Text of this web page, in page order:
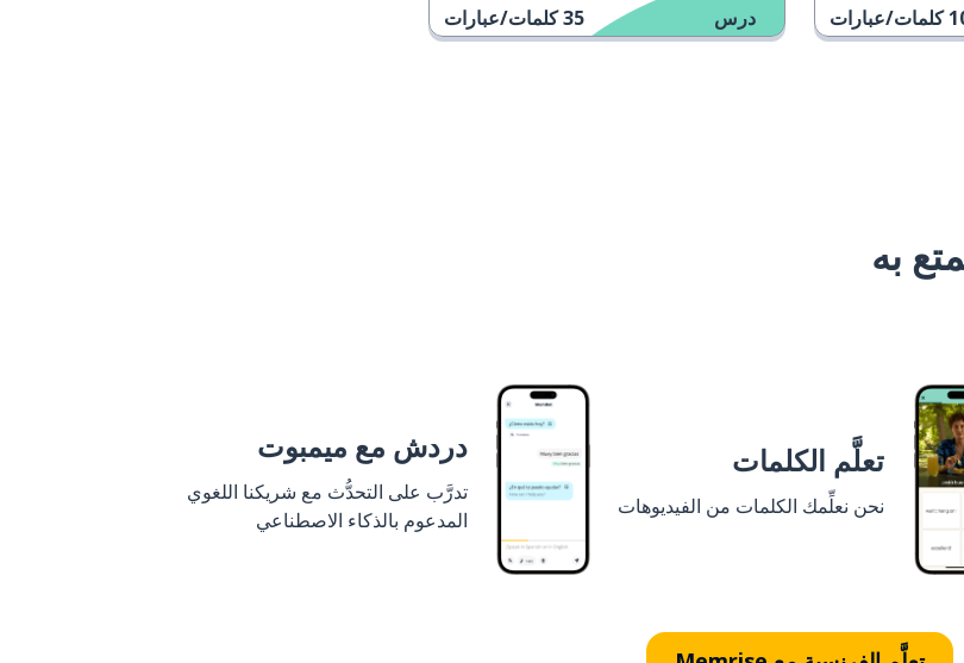
كلمات/عبارات درس 35كلمات/عبارات
به
تعلَّم الكلمات
نحن نعلِّمك الكلمات من الفيديوهات
دردش مع ميمبوت
تدرَّب على التحدُّث مع شريكنا اللغوي
المدعوم بالذكاء الاصطناعي